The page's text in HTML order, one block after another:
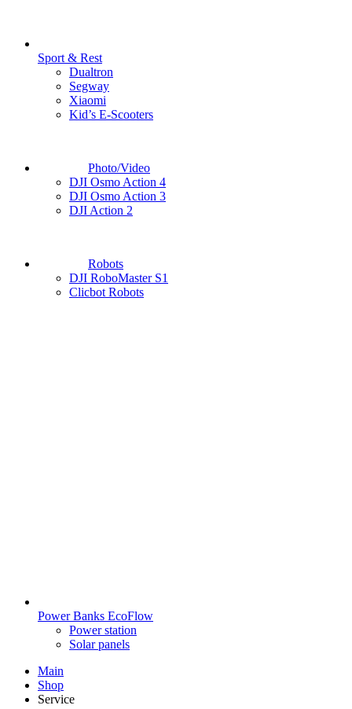
Sport & Rest
Dualtron
Segway
Xiaomi
Kid’s E-Scooters
Photo/Video
DJI Osmo Action 4
DJI Osmo Action 3
DJI Action 2
Robots
DJI RoboMaster S1
Clicbot Robots
Power Banks EcoFlow
Power station
Solar panels
Main
Shop
Service